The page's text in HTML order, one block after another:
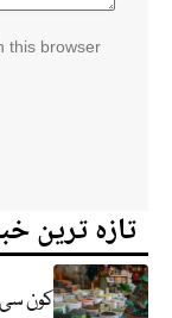
this browser
تازہ ترین
کون سی